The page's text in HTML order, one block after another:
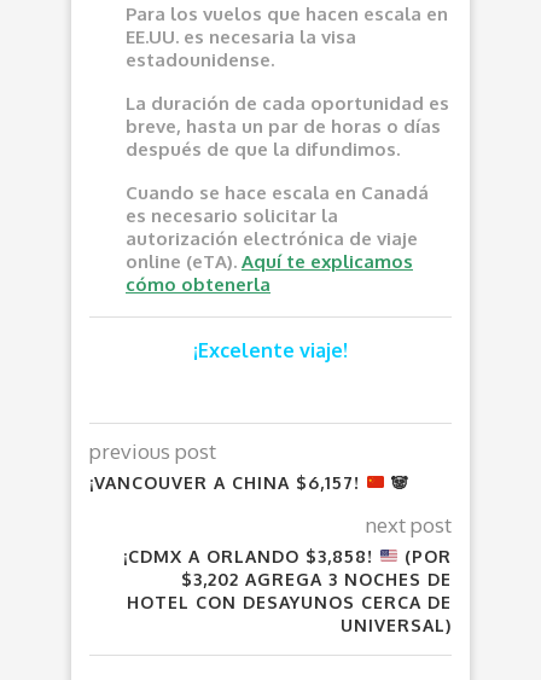
Para los vuelos que hacen escala en
EE.UU. es necesaria la visa
estadounidense.
La duración de cada oportunidad es
breve, hasta un par de horas o días
después de que la difundimos.
Cuando se hace escala en Canadá
es necesario solicitar la
autorización electrónica de viaje
online (eTA). Aquí te explicamos
cómo obtenerla
¡Excelente viaje!
previous post
¡VANCOUVER A CHINA $6,157! 🐼
next post
¡CDMX A ORLANDO $3,858!
(POR
$3,202 AGREGA 3 NOCHES DE
HOTEL CON DESAYUNOS CERCA DE
UNIVERSAL)